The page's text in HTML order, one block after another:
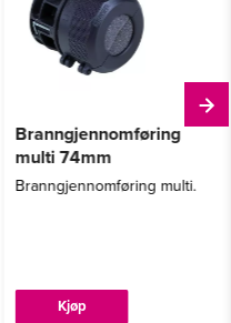
Branngjennomføring
multi 74mm
Branngjennomføring multi.
Kjøp